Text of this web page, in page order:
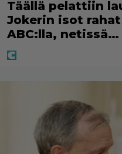
Täällä pelattiin
Jokerin isot
ABC:lla, netissä…